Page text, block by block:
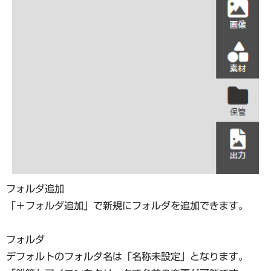
フォルダ追加
「＋フォルダ追加」で新規にフォルダを追加できます。
フォルダ
デフォルトのフォルダ名は「名称未設定」となります。